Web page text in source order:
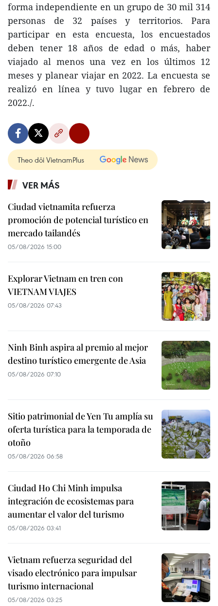
forma independiente en un grupo de 30 mil 314
personas de 32 países y territorios. Para
participar en esta encuesta, los encuestados
deben tener 18 años de edad o más, haber
viajado al menos una vez en los últimos 12
meses y planear viajar en 2022. La encuesta se
realizó en línea y tuvo lugar en febrero de
2022./.
Theo dõi VietnamPlus
VER MÁS
Ciudad vietnamita refuerza
promoción de potencial turístico en
mercado tailandés
05/08/2026 15:00
Explorar Vietnam en tren con
VIETNAM VIAJES
05/08/2026 07:43
Ninh Binh aspira al premio al mejor
destino turístico emergente de Asia
05/08/2026 07:10
Sitio patrimonial de Yen Tu amplía su
oferta turística para la temporada de
otoño
05/08/2026 06:58
Ciudad Ho Chi Minh impulsa
integración de ecosistemas para
aumentar el valor del turismo
05/08/2026 03:41
Vietnam refuerza seguridad del
visado electrónico para impulsar
turismo internacional
05/08/2026 03:25